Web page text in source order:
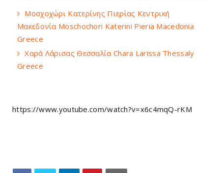
Μοσχοχώρι Κατερίνης Πιερίας Κεντρική
Μακεδονία Moschochori Katerini Pieria Macedonia
Greece
Χαρά Λάρισας Θεσσαλία Chara Larissa Thessaly
Greece
https://www.youtube.com/watch?v=x6c4mqQ-rKM